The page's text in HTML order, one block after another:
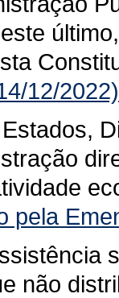
12/2022)
pela
não